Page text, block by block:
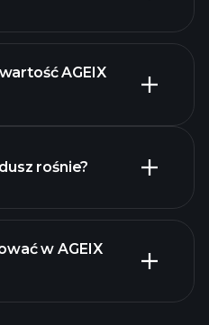
AGEIX
rośnie?
w AGEIX